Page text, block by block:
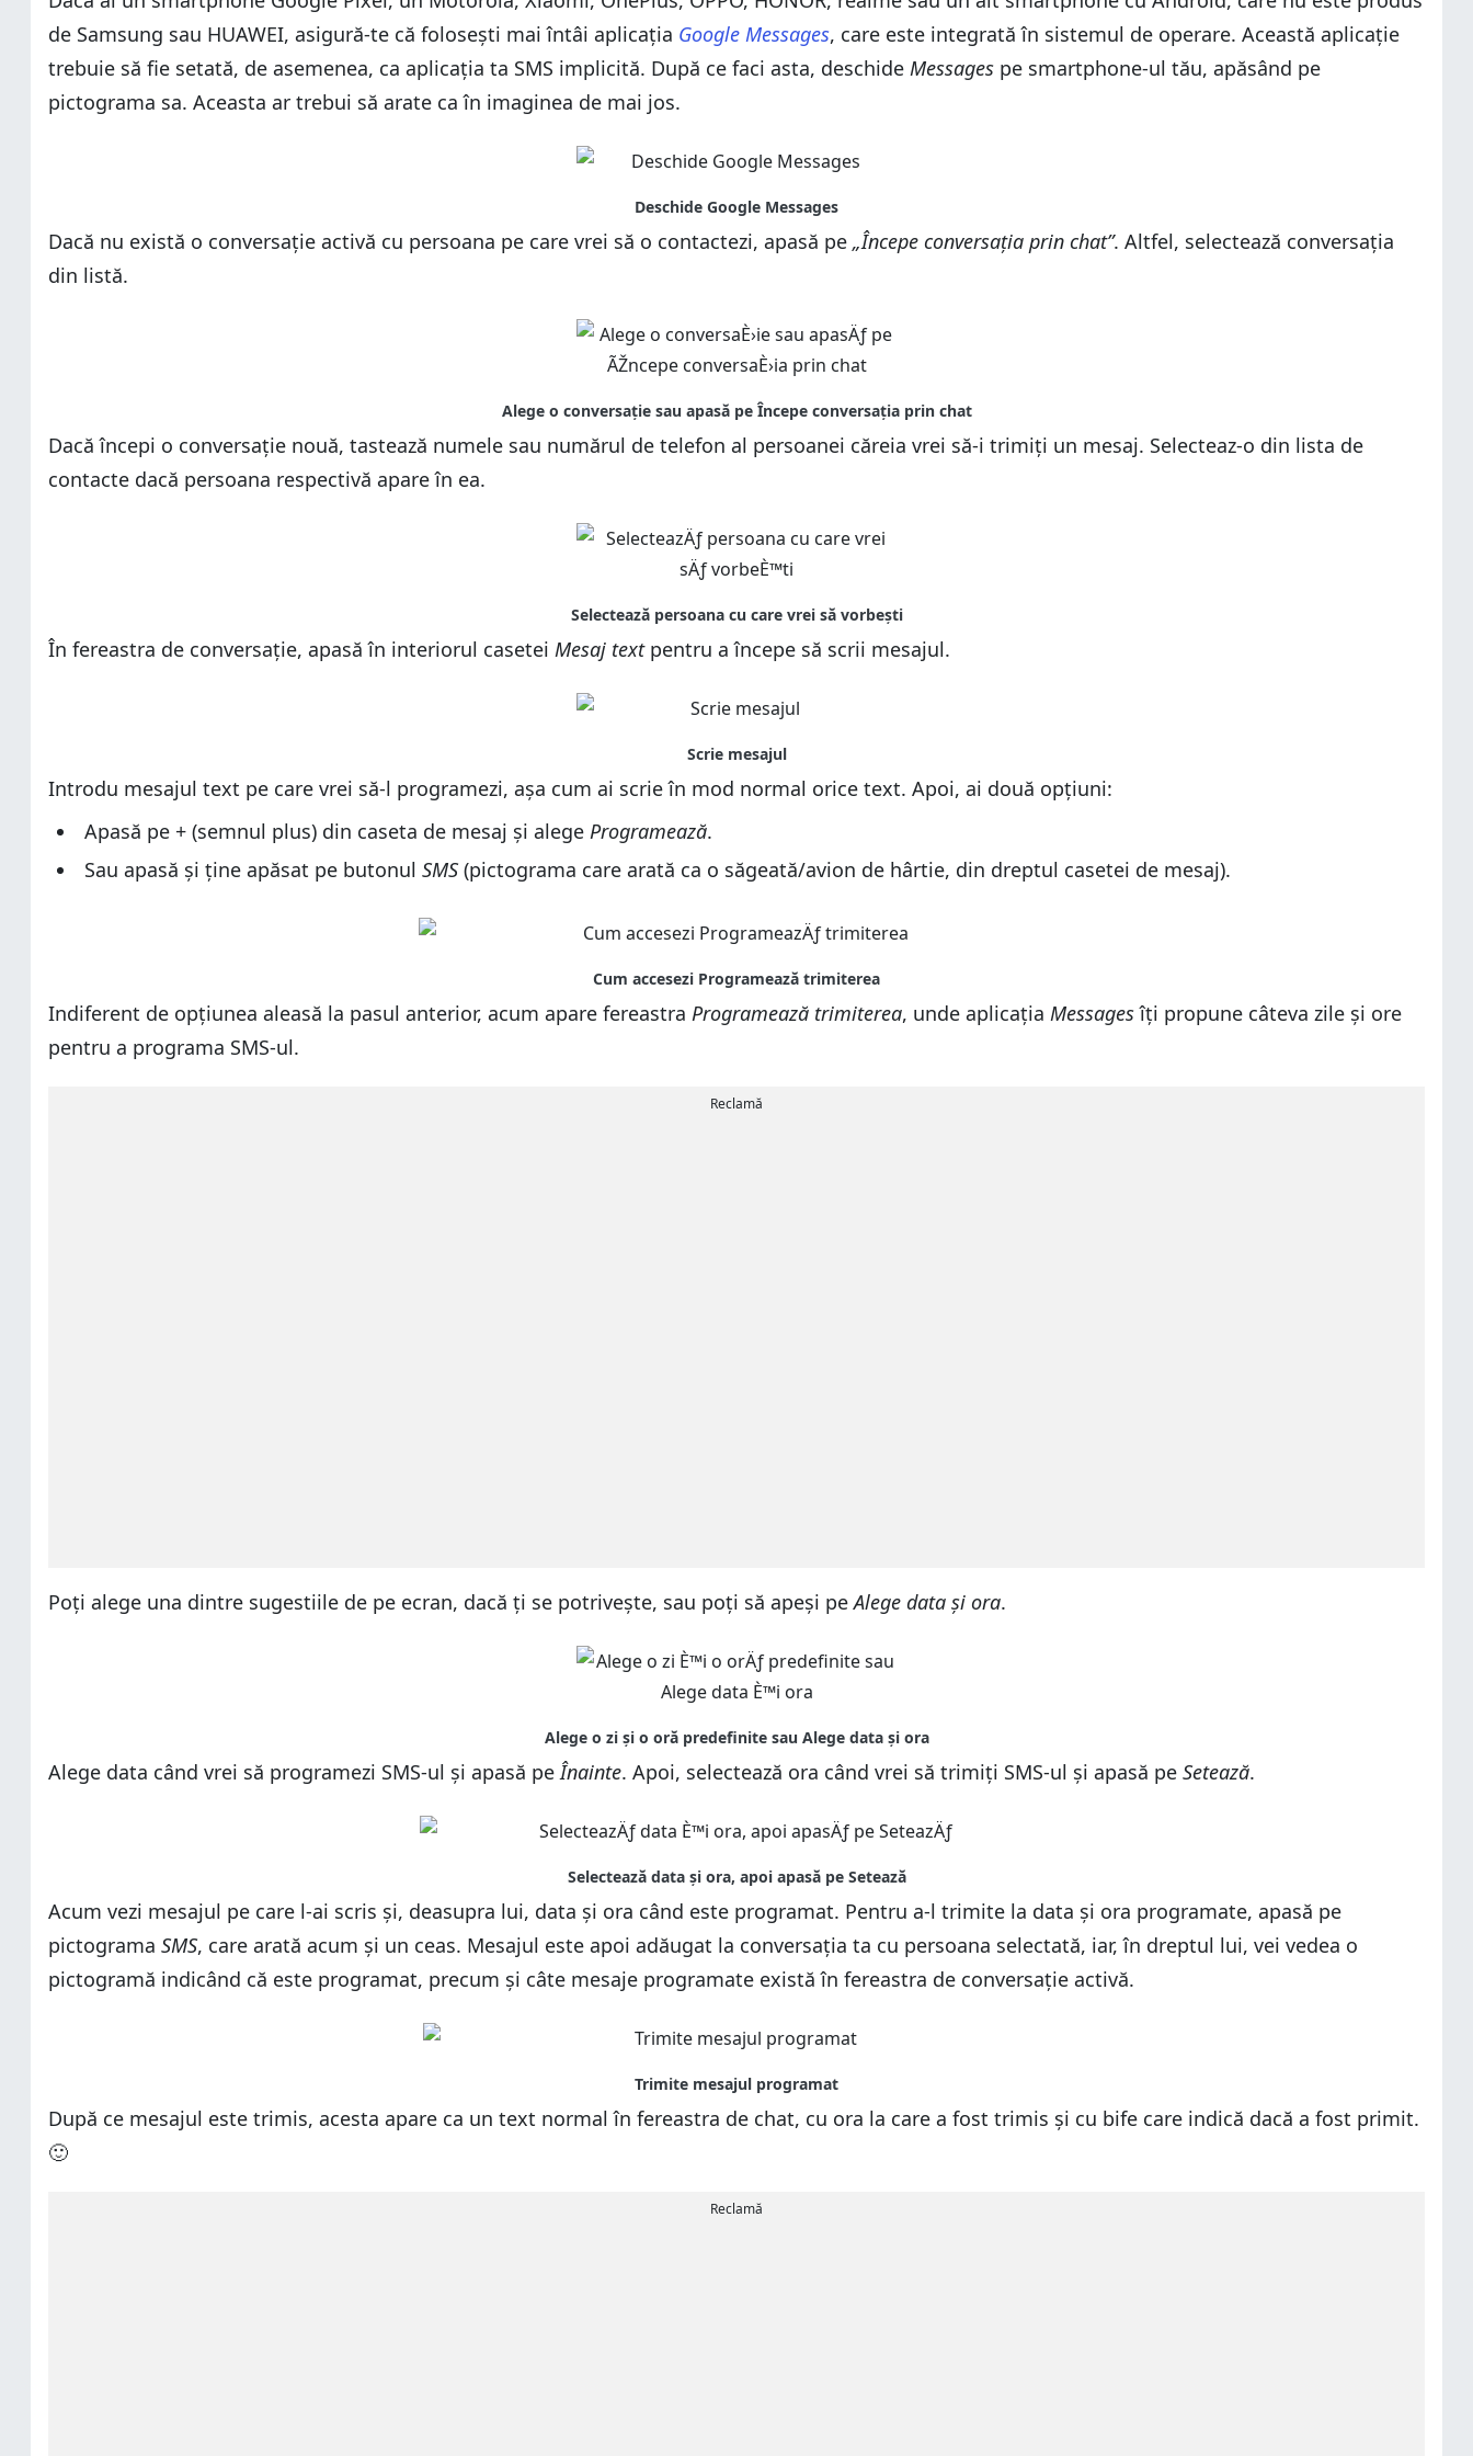
de Samsung sau HUAWEI, asigură-te că folosești mai întâi aplicația Google Messages, care este integrată în sistemul de operare. Această aplicație
trebuie să fie setată, de asemenea, ca aplicația ta SMS implicită. După ce faci asta, deschide Messages pe smartphone-ul tău, apăsând pe
pictograma sa. Aceasta ar trebui să arate ca în imaginea de mai jos.
Dacă nu există o conversație activă cu persoana pe care vrei să o contactezi, apasă pe „Începe conversația prin chat”. Altfel, selectează conversația
din listă.
Dacă începi o conversație nouă, tastează numele sau numărul de telefon al persoanei căreia vrei să-i trimiți un mesaj. Selecteaz-o din lista de
contacte dacă persoana respectivă apare în ea.
În fereastra de conversație, apasă în interiorul casetei Mesaj text pentru a începe să scrii mesajul.
Introdu mesajul text pe care vrei să-l programezi, așa cum ai scrie în mod normal orice text. Apoi, ai două opțiuni:
Apasă pe + (semnul plus) din caseta de mesaj și alege Programează.
Sau apasă și ține apăsat pe butonul SMS (pictograma care arată ca o săgeată/avion de hârtie, din dreptul casetei de mesaj).
Indiferent de opțiunea aleasă la pasul anterior, acum apare fereastra Programează trimiterea, unde aplicația Messagesîți propune câteva zile și ore
pentru a programa SMS-ul.
Reclamă
Poți alege una dintre sugestiile de pe ecran, dacă ți se potrivește, sau poți să apeși peAlege data și ora.
Alege data când vrei să programezi SMS-ul și apasă peÎnainte. Apoi, selectează ora când vrei să trimiți SMS-ul și apasă pe Setează.
Acum vezi mesajul pe care l-ai scris și, deasupra lui, data și ora când este programat. Pentru a-l trimite la data și ora programate, apasă pe
pictograma SMS, care arată acum și un ceas. Mesajul este apoi adăugat la conversația ta cu persoana selectată, iar, în dreptul lui, vei vedea o
pictogramă indicând că este programat, precum și câte mesaje programate există în fereastra de conversație activă.
După ce mesajul este trimis, acesta apare ca un text normal în fereastra de chat, cu ora la care a fost trimis și cu bife care indică dacă a fost primit.
🙂
Reclamă